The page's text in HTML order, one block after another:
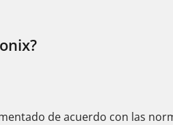
de acuerdo con las